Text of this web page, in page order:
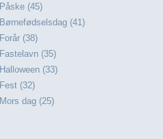
Påske (45)
Børnefødselsdag (41)
Forår (38)
Fastelavn (35)
Halloween (33)
Fest (32)
Mors dag (25)